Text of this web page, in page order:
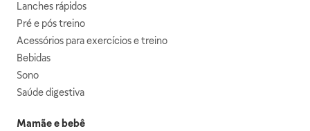
Lanches rápidos
Pré e pós treino
Acessórios para exercícios e treino
Bebidas
Sono
Saúde digestiva
Mamãe e bebê